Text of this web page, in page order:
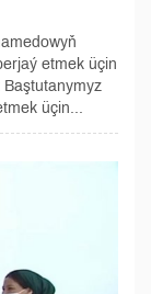
etmek üçin
Baştutanymyz
üçin...